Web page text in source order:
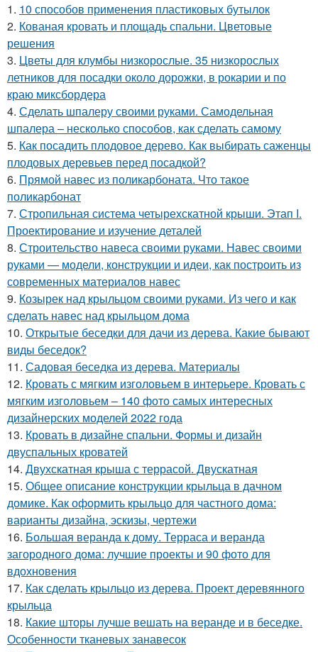
1. 10 способов применения пластиковых бутылок
2. Кованая кровать и площадь спальни. Цветовые
решения
3. Цветы для клумбы низкорослые. 35 низкорослых
летников для посадки около дорожки, в рокарии и по
краю миксбордера
4. Сделать шпалеру своими руками. Самодельная
шпалера – несколько способов, как сделать самому
5. Как посадить плодовое дерево. Как выбирать саженцы
плодовых деревьев перед посадкой?
6. Прямой навес из поликарбоната. Что такое
поликарбонат
7. Стропильная система четырехскатной крыши. Этап I.
Проектирование и изучение деталей
8. Строительство навеса своими руками. Навес своими
руками — модели, конструкции и идеи, как построить из
современных материалов навес
9. Козырек над крыльцом своими руками. Из чего и как
сделать навес над крыльцом дома
10. Открытые беседки для дачи из дерева. Какие бывают
виды беседок?
11. Садовая беседка из дерева. Материалы
12. Кровать с мягким изголовьем в интерьере. Кровать с
мягким изголовьем – 140 фото самых интересных
дизайнерских моделей 2022 года
13. Кровать в дизайне спальни. Формы и дизайн
двуспальных кроватей
14. Двухскатная крыша с террасой. Двускатная
15. Общее описание конструкции крыльца в дачном
домике. Как оформить крыльцо для частного дома:
варианты дизайна, эскизы, чертежи
16. Большая веранда к дому. Терраса и веранда
загородного дома: лучшие проекты и 90 фото для
вдохновения
17. Как сделать крыльцо из дерева. Проект деревянного
крыльца
18. Какие шторы лучше вешать на веранде и в беседке.
Особенности тканевых занавесок